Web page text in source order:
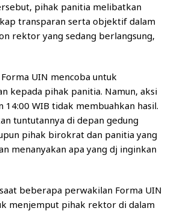
pihak panitia melibatkan
transparan serta objektif dalam
rektor yang sedang berlangsung,
UIN mencoba untuk
kepada pihak panitia. Namun, aksi
14:00 WIB tidak membuahkan hasil.
tuntutannya di depan gedung
pihak birokrat dan panitia yang
menanyakan apa yang dj inginkan
beberapa perwakilan Forma UIN
menjemput pihak rektor di dalam